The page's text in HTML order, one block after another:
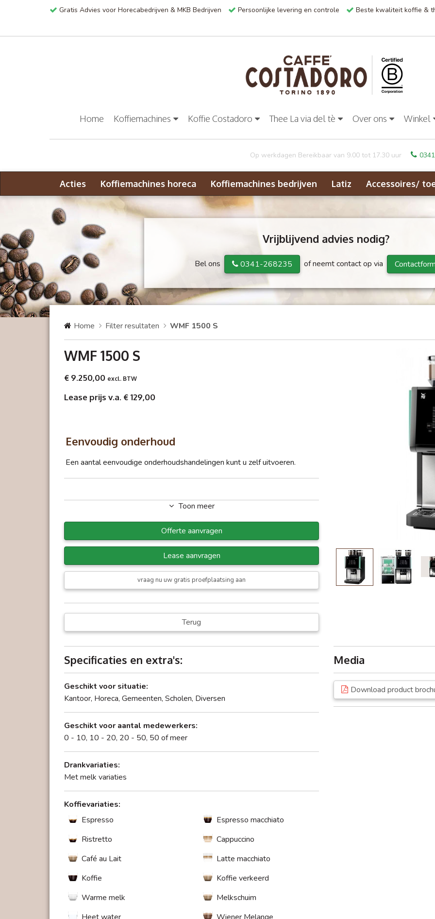
Gratis Advies voor Horecabedrijven & MKB Bedrijven Persoonlijke levering en controle Beste kwaliteit koffie &
Home Koffiemachines Koffie Costadoro Thee La via del tè Over ons Winkel
Op werkdagen Bereikbaar van 9.00 tot 17.30 uur
Acties Koffiemachines horeca Koffiemachines bedrijven Latiz Accessoires/
Vrijblijvend advies nodig?
Bel ons 0341-268235 of neemt contact op via
Home Filter resultaten WMF 1500 S
WMF 1500 S
€ 9.250,00 excl. BTW
Lease prijs v.a. € 129,00
Eenvoudig onderhoud
Een aantal eenvoudige onderhoudshandelingen kunt u zelf uitvoeren.
Zes niveaus met elk acht producttoetsen.
Er kunnen maar liefst achtenveertig verschillende specialiteiten in enkele of dubbele koppen geprogrammeerd
worden. Eigen recepten of foto's. De keuze is aan u.
Small-Medium-Large-functie
Deze functie doseert heel eenvoudig elk gewenst product in vooraf vastgestelde hoeveelheden.
Toon meer
Offerte aanvragen
Lease aanvragen
vraag nu uw gratis proefplaatsing aan
Terug
Specificaties en extra's:
Geschikt voor situatie:
Kantoor, Horeca, Gemeenten, Scholen, Diversen
Geschikt voor aantal medewerkers:
0 - 10, 10 - 20, 20 - 50, 50 of meer
Drankvariaties:
Met melk variaties
Koffievariaties:
Espresso
Espresso macchiato
Ristretto
Cappuccino
Café au Lait
Latte macchiato
Koffie
Koffie verkeerd
Warme melk
Melkschuim
Media
Download product